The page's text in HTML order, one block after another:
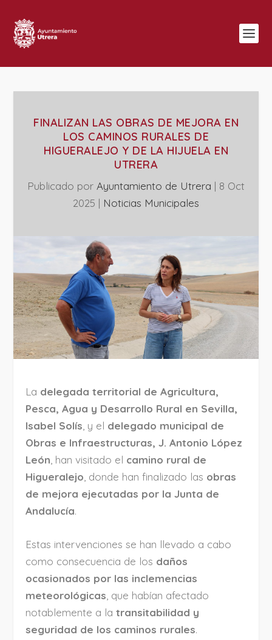
FINALIZAN LAS OBRAS DE MEJORA EN
LOS CAMINOS RURALES DE
HIGUERALEJO Y DE LA HIJUELA EN
UTRERA
Publicado por Ayuntamiento de Utrera | 8 Oct
2025 | ‎Noticias Municipales
La delegada territorial de Agricultura,
Pesca, Agua y Desarrollo Rural en Sevilla,
Isabel Solís , y el delegado municipal de
Obras e Infraestructuras, J. Antonio López
León , han visitado el camino rural de
Higueralejo , donde han finalizado las obras
de mejora ejecutadas por la Junta de
Andalucía.
Estas intervenciones se han llevado a cabo
como consecuencia de los daños
ocasionados por las inclemencias
meteorológicas , que habían afectado
notablemente a latransitabilidad y
seguridad de los caminos rurales.